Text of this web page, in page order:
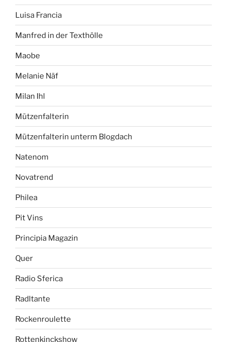
Luisa Francia
Manfred in der Texthölle
Maobe
Melanie Näf
Milan Ihl
Mützenfalterin
Mützenfalterin unterm Blogdach
Natenom
Novatrend
Philea
Pit Vins
Principia Magazin
Quer
Radio Sferica
Radltante
Rockenroulette
Rottenkinckshow